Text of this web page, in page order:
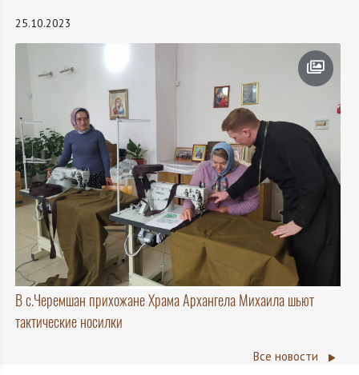
25.10.2023
В с.Черемшан прихожане Храма Архангела Михаила шьют
тактические носилки
Все новости